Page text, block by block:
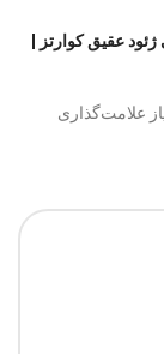
عقیق کوارتز |
علامت‌گذاری